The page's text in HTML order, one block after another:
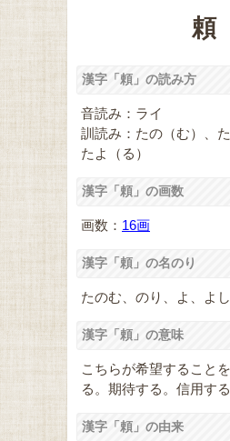
頼
漢字「頼」の読み方
音読み：ライ
訓読み：たの（む）、
たよ（る）
漢字「頼」の画数
画数： 16画
漢字「頼」の名のり
たのむ、のり、よ、よ
漢字「頼」の意味
こちらが希望すること
る。期待する。信用す
漢字「頼」の由来